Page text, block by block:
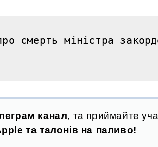
смерть міністра
канал, та приймайте
та талонів на паливо!